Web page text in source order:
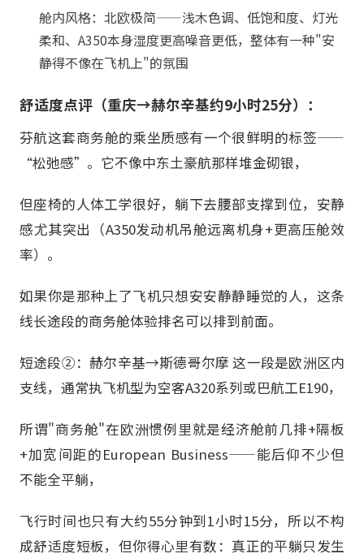
舱内风格：北欧极简——浅木色调、低饱和度、灯光
柔和、A350本身湿度更高噪音更低，整体有一种"安
静得不像在飞机上"的氛围
舒适度点评（重庆→赫尔辛基约9小时25分）：
芬航这套商务舱的乘坐质感有一个很鲜明的标签——
“松弛感”。它不像中东土豪航那样堆金砌银，
但座椅的人体工学很好，躺下去腰部支撑到位，安静
感尤其突出（A350发动机吊舱远离机身+更高压舱效
率）。
如果你是那种上了飞机只想安安静静睡觉的人，这条
线长途段的商务舱体验排名可以排到前面。
短途段②：赫尔辛基→斯德哥尔摩 这一段是欧洲区内
支线，通常执飞机型为空客A320系列或巴航工E190，
所谓"商务舱"在欧洲惯例里就是经济舱前几排+隔板
+加宽间距的European Business——能后仰不少但
不能全平躺，
飞行时间也只有大约55分钟到1小时15分，所以不构
成舒适度短板，但你得心里有数：真正的平躺只发生